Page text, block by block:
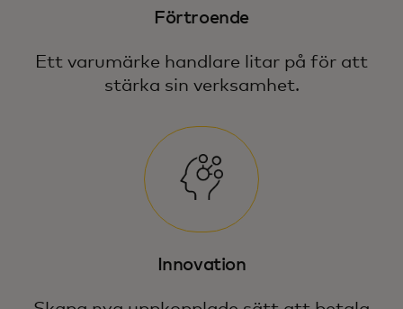
Förtroende
Ett varumärke handlare litar på för att
stärka sin verksamhet.
Innovation